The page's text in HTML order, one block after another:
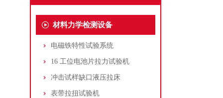
材料力学检测设备
电磁铁特性试验系统
16 工位电池片拉力试验机
冲击试样缺口液压拉床
表带拉扭试验机